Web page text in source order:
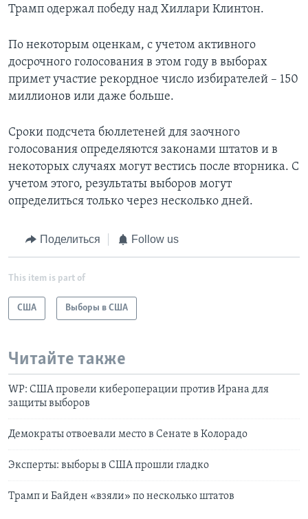
Трамп одержал победу над Хиллари Клинтон.
По некоторым оценкам, с учетом активного
досрочного голосования в этом году в выборах
примет участие рекордное число избирателей – 150
миллионов или даже больше.
Сроки подсчета бюллетеней для заочного
голосования определяются законами штатов и в
некоторых случаях могут вестись после вторника. С
учетом этого, результаты выборов могут
определиться только через несколько дней.
Поделиться Follow us
This item is part of
США Выборы в США
Читайте также
WP: США провели кибероперации против Ирана для
защиты выборов
Демократы отвоевали место в Сенате в Колорадо
Эксперты: выборы в США прошли гладко
Трамп и Байден «взяли» по несколько штатов